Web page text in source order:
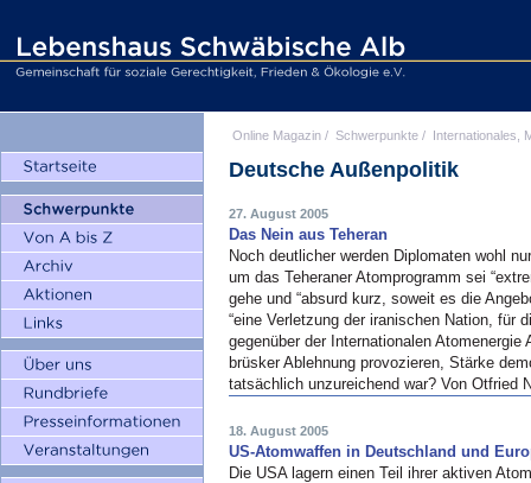
Online Magazin / Schwerpunkte / Internationales,
Deutsche Außenpolitik
27. August 2005
Das Nein aus Teheran
Noch deutlicher werden Diplomaten wohl
um das Teheraner Atomprogramm sei
gehe und “absurd kurz, soweit es die
“eine Verletzung der iranischen Nation, für
gegenüber der Internationalen
brüsker Ablehnung provozieren, Stärke
tatsächlich unzureichend war? Von Otfried
18. August 2005
US-Atomwaffen in Deutschland und
Die USA lagern einen Teil ihrer aktiven